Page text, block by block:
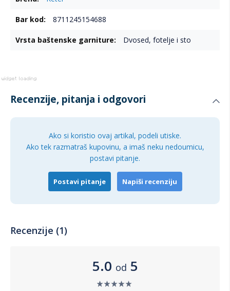
Keter Claire baštenski set izrađen je od visokokvalitetne PP
izdržljivosti i lakoći održavanja, što znači da će vaš set
Jednostavna montaža
garniture je brza i laka. Bez potrebe za dodatnim alatom, vaš
set će biti spreman za korišćenje za samo 20 minuta. Ovo
čini Keter Claire idealnim izborom za sve koji žele brzo i lako
rešenje za svoj spoljašnji prostor.
Dimenzije garniture
Fotelja (x2): 65 x 63 x 74 cm
Sto: 59 x 59 x 39 cm
Bez kompromisa po pitanju kvaliteta, Keter Claire baštenski
set nudi prilagodljivu udobnost za svaki spoljašnji prostor.
Uživajte u trenucima opuštanja sa stilom i funkcionalnošću
informacija
8711245154688
Dvosed, fotelje i sto
Recenzije, pitanja i odgovori
Ako si koristio ovaj artikal, podeli utiske.
Ako tek razmatraš kupovinu, a imaš neku nedoumicu,
postavi pitanje.
Postavi pitanje Napiši recenziju
Recenzije (1)
5.0 od 5